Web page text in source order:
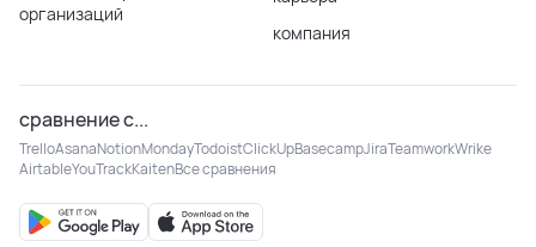
организаций
компания
сравнение с...
TrelloAsanaNotionMondayTodoistClickUpBasecampJiraTeamworkWrike
AirtableYouTrackKaitenВсе сравнения